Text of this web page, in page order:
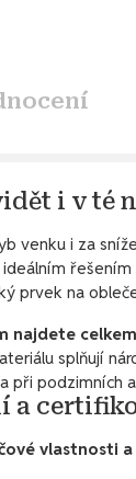
i v té
venku i za
řešením
prvek na
najdete
splňují
při podzimních
a
vlastnosti